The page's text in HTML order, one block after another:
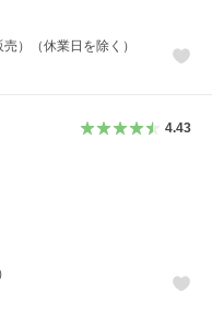
）（休業日を除く）
4.43